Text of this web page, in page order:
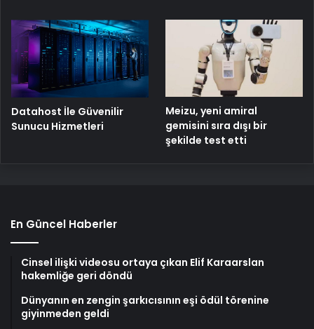
Datahost İle Güvenilir
Sunucu Hizmetleri
Meizu, yeni amiral
gemisini sıra dışı bir
şekilde test etti
En Güncel Haberler
Cinsel ilişki videosu ortaya çıkan Elif Karaarslan
hakemliğe geri döndü
Dünyanın en zengin şarkıcısının eşi ödül törenine
giyinmeden geldi